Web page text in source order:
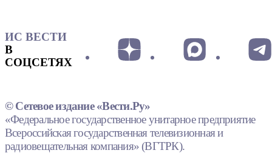
ИС ВЕСТИ
В
СОЦСЕТЯХ
© Сетевое издание «Вести.Ру»
«Федеральное государственное унитарное предприятие
Всероссийская государственная телевизионная и
радиовещательная компания» (ВГТРК).